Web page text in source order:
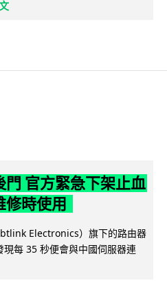
官方緊急下架止血
時使用
Electronics）旗下的路由器
每 35 秒便會與中國伺服器連